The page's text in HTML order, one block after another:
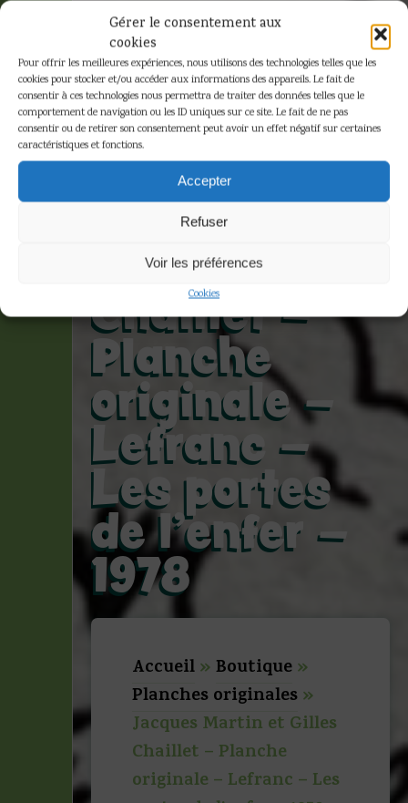
Gérer le consentement aux
cookies
Pour offrir les meilleures expériences, nous utilisons des technologies telles que les
cookies pour stocker et/ou accéder aux informations des appareils. Le fait de
consentir à ces technologies nous permettra de traiter des données telles que le
comportement de navigation ou les ID uniques sur ce site. Le fait de ne pas
consentir ou de retirer son consentement peut avoir un effet négatif sur certaines
caractéristiques et fonctions.
Accepter
Refuser
Voir les préférences
Cookies
Jacques
Martin et
Gilles
Chaillet –
Planche
originale –
Lefranc –
Les portes
de l’enfer –
1978
Accueil»Boutique»
Planches originales»
Jacques Martin et Gilles
Chaillet – Planche
originale – Lefranc – Les